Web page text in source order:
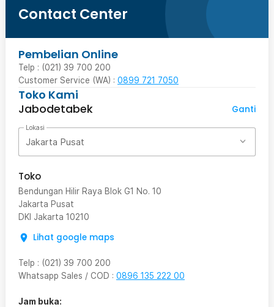
Contact Center
Pembelian Online
Telp : (021) 39 700 200
Customer Service (WA) : 0899 721 7050
Toko Kami
Jabodetabek
Ganti
Lokasi
Jakarta Pusat
Toko
Bendungan Hilir Raya Blok G1 No. 10
Jakarta Pusat
DKI Jakarta 10210
Lihat google maps
Telp : (021) 39 700 200
Whatsapp Sales / COD : 0896 135 222 00
Jam buka: